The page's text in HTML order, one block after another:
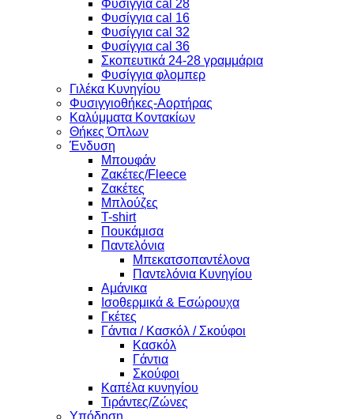
Φυσίγγια cal 28
Φυσίγγια cal 16
Φυσίγγια cal 32
Φυσίγγια cal 36
Σκοπευτικά 24-28 γραμμάρια
Φυσίγγια φλομπερ
Γιλέκα Κυνηγίου
Φυσιγγιοθήκες-Αορτήρας
Καλύμματα Κοντακίων
Θήκες Όπλων
Ένδυση
Μπουφάν
Ζακέτες/Fleece
Ζακέτες
Μπλούζες
T-shirt
Πουκάμισα
Παντελόνια
Μπεκατσοπαντέλονα
Παντελόνια Κυνηγίου
Αμάνικα
Ισοθερμικά & Εσώρουχα
Γκέτες
Γάντια / Κασκόλ / Σκούφοι
Κασκόλ
Γάντια
Σκούφοι
Καπέλα κυνηγίου
Τιράντες/Ζώνες